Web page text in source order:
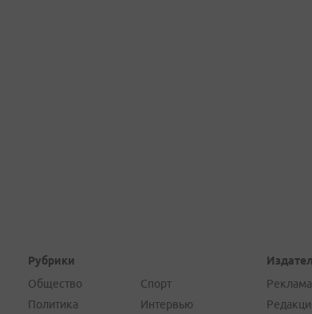
Рубрики
Общество
Политика
Спорт
Интервью
Реклама